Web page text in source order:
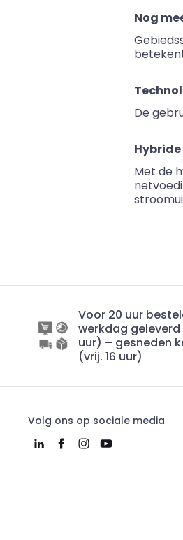
Nog
De
Met de
Voor 20 uur
werkdag
uur) – gesneden
(vrij. 16 uur)
Volg ons op sociale media